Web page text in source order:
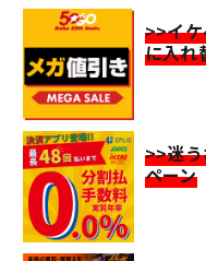
>>イ
に入れ
>>迷
ペーン